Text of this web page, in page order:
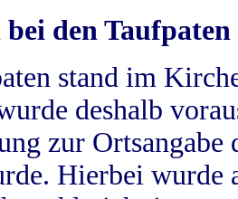
den Taufpaten
stand im
deshalb
zur
Hierbei wurde